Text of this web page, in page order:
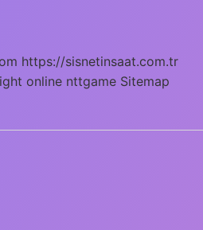
https://sisnetinsaat.com.tr
online nttgame Sitemap